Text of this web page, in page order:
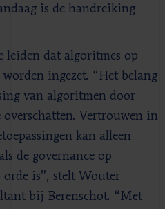
is de handreiking
leiden dat algoritmes op
ingezet. “Het belang
van algoritmen door
Vertrouwen in
kan alleen
de governance op
orde is”, stelt Wouter
bij Berenschot. “Met